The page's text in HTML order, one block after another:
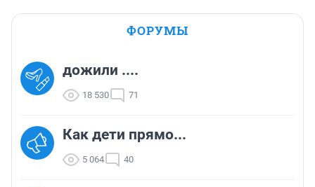
ФОРУМЫ
дожили ....
18 530 71
Как дети прямо...
5 064 40